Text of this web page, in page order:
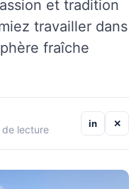
et tradition
travailler dans
fraîche
de lecture
in ✕